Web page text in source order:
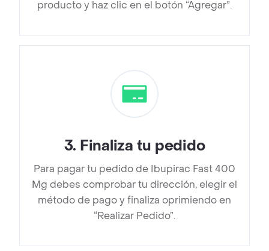
producto y haz clic en el botón “Agregar”.
3. Finaliza tu pedido
Para pagar tu pedido de Ibupirac Fast 400
Mg debes comprobar tu dirección, elegir el
método de pago y finaliza oprimiendo en
“Realizar Pedido”.